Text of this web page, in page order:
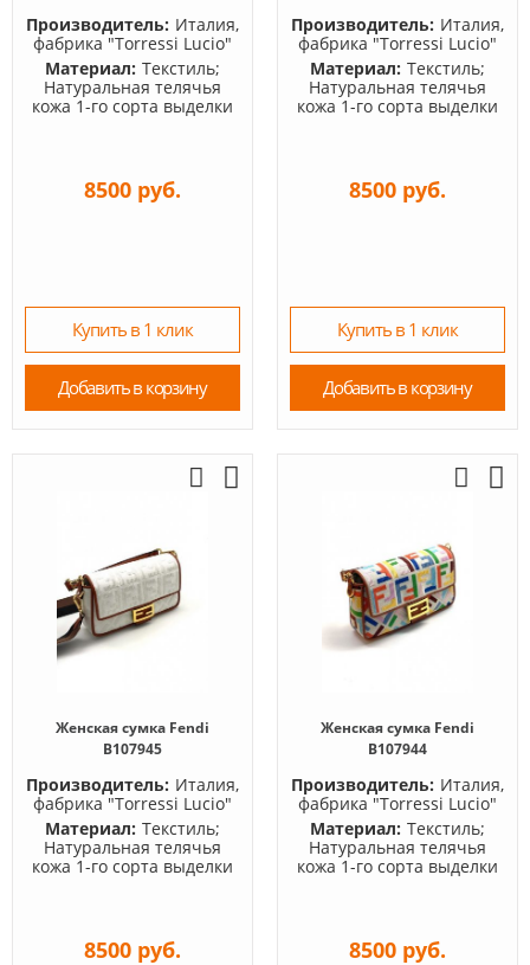
Производитель: Италия,
фабрика "Torressi Lucio"
Материал: Текстиль;
Натуральная телячья
кожа 1-го сорта выделки
8500 руб.
Купить в 1 клик
Добавить в корзину
Производитель: Италия,
фабрика "Torressi Lucio"
Материал: Текстиль;
Натуральная телячья
кожа 1-го сорта выделки
8500 руб.
Купить в 1 клик
Добавить в корзину
Женская сумка Fendi
B107945
Производитель: Италия,
фабрика "Torressi Lucio"
Материал: Текстиль;
Натуральная телячья
кожа 1-го сорта выделки
8500 руб.
Женская сумка Fendi
B107944
Производитель: Италия,
фабрика "Torressi Lucio"
Материал: Текстиль;
Натуральная телячья
кожа 1-го сорта выделки
8500 руб.